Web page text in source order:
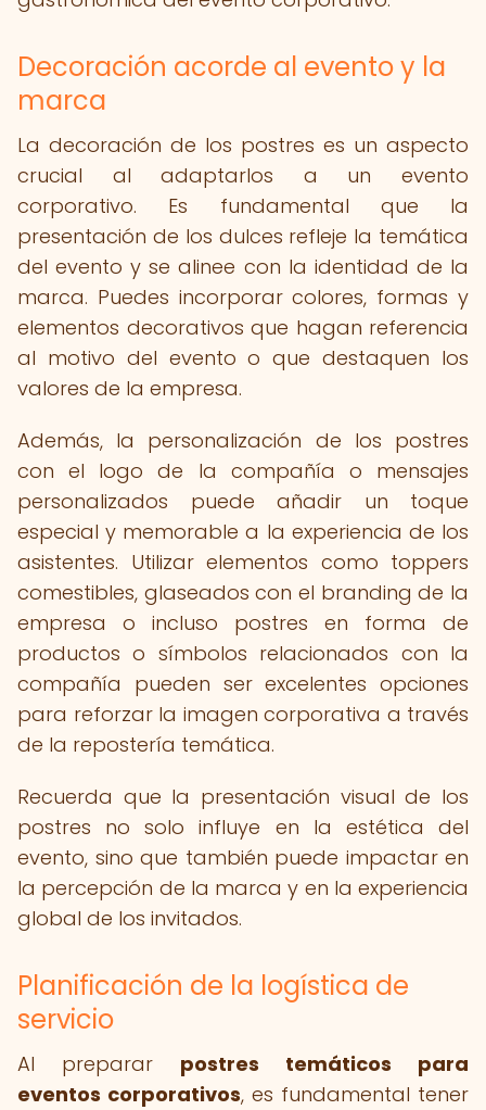
Decoración acorde al evento y la
marca
La decoración de los postres es un aspecto
crucial al adaptarlos a un evento
corporativo. Es fundamental que la
presentación de los dulces refleje la temática
del evento y se alinee con la identidad de la
marca. Puedes incorporar colores, formas y
elementos decorativos que hagan referencia
al motivo del evento o que destaquen los
valores de la empresa.
Además, la personalización de los postres
con el logo de la compañía o mensajes
personalizados puede añadir un toque
especial y memorable a la experiencia de los
asistentes. Utilizar elementos como toppers
comestibles, glaseados con el branding de la
empresa o incluso postres en forma de
productos o símbolos relacionados con la
compañía pueden ser excelentes opciones
para reforzar la imagen corporativa a través
de la repostería temática.
Recuerda que la presentación visual de los
postres no solo influye en la estética del
evento, sino que también puede impactar en
la percepción de la marca y en la experiencia
global de los invitados.
Planificación de la logística de
servicio
Al preparar postres temáticos para
eventos corporativos, es fundamental tener